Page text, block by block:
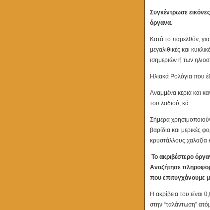
Συγκέντρωσε
όργανα.
Κατά το παρελθόν,
μεγαλιθικές και
ισημεριών ή των
Ηλιακά Ρολόγια που
Αναμμένα κεριά και
του λαδιού, κά.
Σήμερα
βαρίδια και μερικές
κρυστάλλους χαλαζία
Το ακριβέστερο
Αναζήτησε
που επιτυγχάνουμε
Η ακρίβεια του είναι
στην “ταλάντωση”